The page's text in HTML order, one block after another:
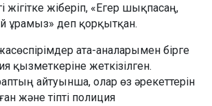
жігітке жіберіп, «Егер шықпасаң,
ұрамыз» деп қорқытқан.
ата-аналарымен бірге
қызметкеріне жеткізілген.
айтуынша, олар өз әрекеттерін
және тіпті полиция